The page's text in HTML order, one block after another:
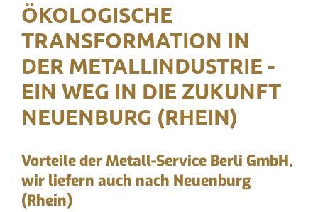
ÖKOLOGISCHE
TRANSFORMATION IN
DER METALLINDUSTRIE -
EIN WEG IN DIE ZUKUNFT
NEUENBURG (RHEIN)
Vorteile der Metall-Service Berli GmbH,
wir liefern auch nach Neuenburg
(Rhein)